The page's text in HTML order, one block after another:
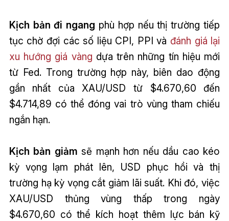
Kịch bản đi ngang phù hợp nếu thị trường tiếp
tục chờ đợi các số liệu CPI, PPI và đánh giá lại
xu hướng giá vàng dựa trên những tín hiệu mới
từ Fed. Trong trường hợp này, biên dao động
gần nhất của XAU/USD từ $4.670,60 đến
$4.714,89 có thể đóng vai trò vùng tham chiếu
ngắn hạn.
Kịch bản giảm sẽ mạnh hơn nếu dầu cao kéo
kỳ vọng lạm phát lên, USD phục hồi và thị
trường hạ kỳ vọng cắt giảm lãi suất. Khi đó, việc
XAU/USD thủng vùng thấp trong ngày
$4.670,60 có thể kích hoạt thêm lực bán kỹ